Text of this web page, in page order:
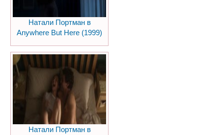
Натали Портман в
Anywhere But Here (1999)
Натали Портман в